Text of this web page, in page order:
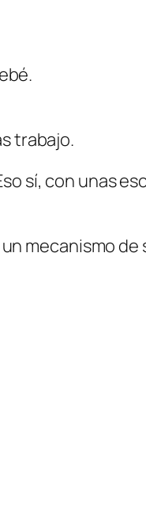
trabajo.
sí, con unas
mecanismo